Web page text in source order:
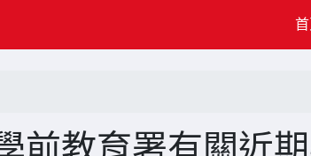
首
前教育署有關近